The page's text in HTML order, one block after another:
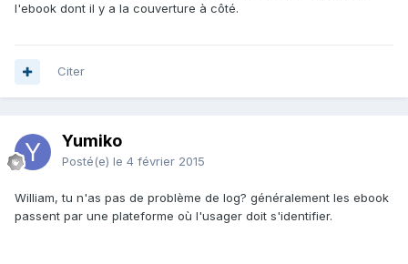
l'ebook dont il y a la couverture à côté.
Citer
Yumiko
Posté(e) le 4 février 2015
William, tu n'as pas de problème de log? généralement les ebook
passent par une plateforme où l'usager doit s'identifier.